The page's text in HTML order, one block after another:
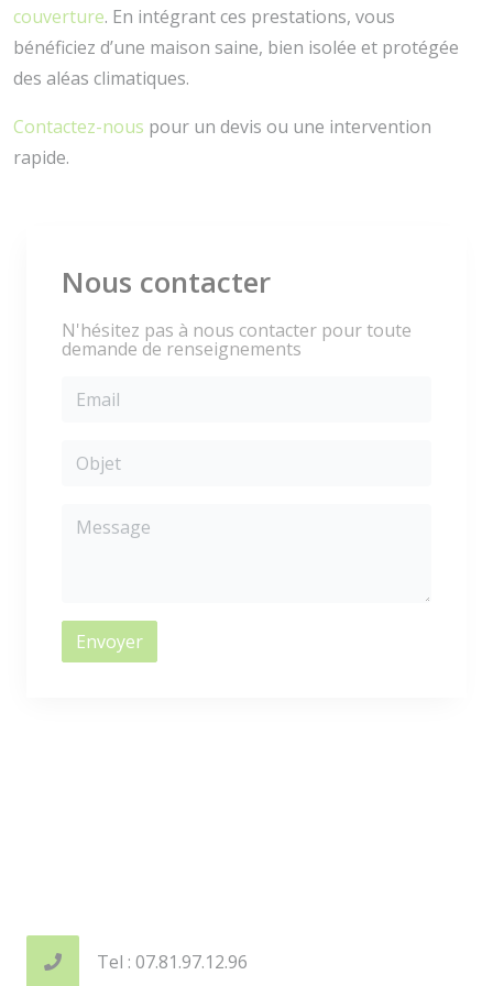
couverture. En intégrant ces prestations, vous
bénéficiez d’une maison saine, bien isolée et protégée
des aléas climatiques.
Contactez-nous pour un devis ou une intervention
rapide.
Nous contacter
N'hésitez pas à nous contacter pour toute
demande de renseignements
Envoyer
Tel : 07.81.97.12.96